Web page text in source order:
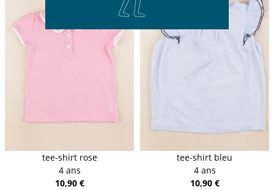
tee-shirt rose
4 ans
10,90 €
tee-shirt bleu
4 ans
10,90 €